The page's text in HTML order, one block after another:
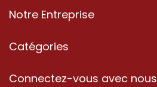
Notre Entreprise
À Propos
Catégories
Propriété
Connectez-vous avec nous